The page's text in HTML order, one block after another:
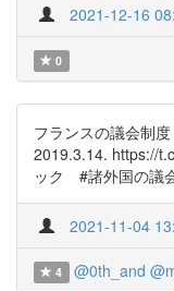
2021-12-16
0
フランスの議会制
2019.3.14. https://
ック #諸外国の議
2021-11-04
4 @0th_and